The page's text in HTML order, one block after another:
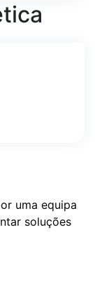
uma equipa
soluções